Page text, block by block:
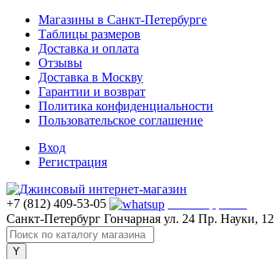
Магазины в Санкт-Петербурге
Таблицы размеров
Доставка и оплата
Отзывы
Доставка в Москву
Гарантии и возврат
Политика конфиденциальности
Пользовательское соглашение
Вход
Регистрация
+7 (812) 409-53-05
Санкт-Петербург Гончарная ул. 24 Пр. Науки, 12